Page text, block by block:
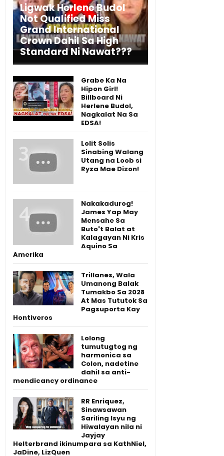
Ligwak Herlene Budol
Not Qualified Miss
Grand International
Crown Dahil Sa High
Standard Ni Nawat???
Grabe Ka Na
Hipon Girl!
Billboard Ni
Herlene Budol,
Nagkalat Na Sa
EDSA!
Lolit Solis
Sinabing Walang
Utang na Loob si
Ryza Mae Dizon!
Nakakadurog!
James Yap May
Mensahe Sa
Buto't Balat at
Kalagayan Ni Kris
Aquino Sa
Amerika
Trillanes, Wala
Umanong Balak
Tumakbo Sa 2028
At Mas Tututok Sa
Pagsuporta Kay
Hontiveros
Lolong
tumutugtog ng
harmonica sa
Colon, nadetine
dahil sa anti-
mendicancy ordinance
RR Enriquez,
Sinawsawan
Sariling Isyu ng
Hiwalayan nila ni
Jayjay
Helterbrand ikinumpara sa KathNiel,
JaDine, LizQuen